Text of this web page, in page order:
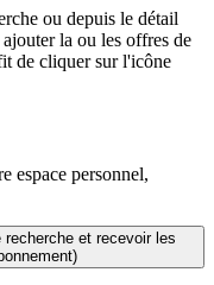
ou depuis le détail
la ou les offres de
de cliquer sur l'icône
espace personnel,
et recevoir les